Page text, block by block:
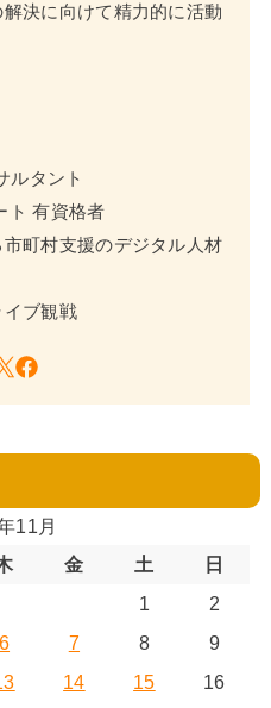
決に向けて精力的に活動
ルタント
ト 有資格者
町村支援のデジタル人材
イブ観戦
11月
金 土
日
1
2
6 7 8
9
14 15
16